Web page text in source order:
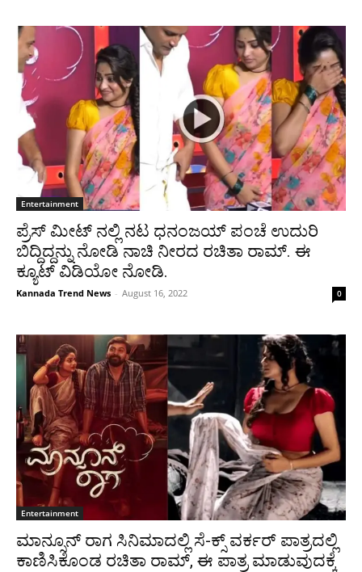
Entertainment
ಪ್ರೆಸ್ ಮೀಟ್ ನಲ್ಲಿ ನಟ ಧನಂಜಯ್ ಪಂಚೆ ಉದುರಿ
ಬಿದ್ದಿದ್ದನ್ನು ನೋಡಿ ನಾಚಿ ನೀರದ ರಚಿತಾ ರಾಮ್. ಈ
ಕ್ಯೂಟ್ ವಿಡಿಯೋ ನೋಡಿ.
Kannada Trend News - August 16, 2022 0
Entertainment
ಮಾನ್ಸೂನ್ ರಾಗ ಸಿನಿಮಾದಲ್ಲಿ ಸೆ-ಕ್ಸ್ ವರ್ಕರ್ ಪಾತ್ರದಲ್ಲಿ
ಕಾಣಿಸಿಕೊಂಡ ರಚಿತಾ ರಾಮ್, ಈ ಪಾತ್ರ ಮಾಡುವುದಕ್ಕೆ